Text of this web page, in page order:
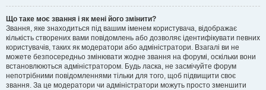
Що таке моє звання і як мені його змінити?
Звання, яке знаходиться під вашим іменем користувача, відображає
кількість створених вами повідомлень або дозволяє ідентифікувати певних
користувачів, таких як модератори або адміністратори. Взагалі ви не
можете безпосередньо змінювати жодне звання на форумі, оскільки вони
встановлюються адміністратором. Будь ласка, не засмічуйте форум
непотрібними повідомленнями тільки для того, щоб підвищити своє
звання. За це модератори чи адміністратори можуть просто зменшити